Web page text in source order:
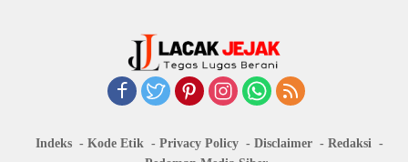
Indeks Kode Etik Privacy Policy Disclaimer
Redaksi